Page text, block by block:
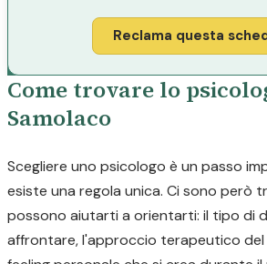
Reclama questa
Come trovare lo
Samolaco
Scegliere uno psicologo è un passo
esiste una regola unica. Ci sono però
possono aiutarti a orientarti: il tipo di
affrontare, l'approccio terapeutico del